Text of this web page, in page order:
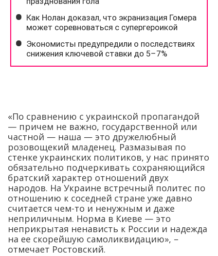
«По сравнению с украинской пропагандой
— причем не важно, государственной или
частной — наша — это дружелюбный
розовощекий младенец. Размазывая по
стенке украинских политиков, у нас принято
обязательно подчеркивать сохраняющийся
братский характер отношений двух
народов. На Украине встречный политес по
отношению к соседней стране уже давно
считается чем-то и ненужным и даже
неприличным. Норма в Киеве — это
неприкрытая ненависть к России и надежда
на ее скорейшую самоликвидацию», –
отмечает Ростовский.